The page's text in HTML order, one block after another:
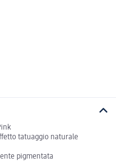
tatuaggio naturale
pigmentata